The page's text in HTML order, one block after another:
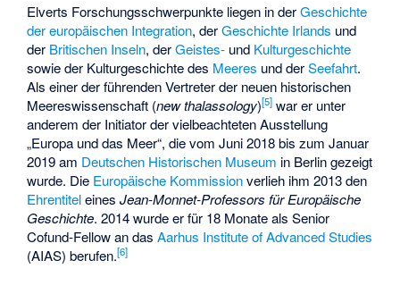
Elverts Forschungsschwerpunkte liegen in derGeschichte
der europäischen Integration, derGeschichte Irlands und
der Britischen Inseln, derGeistes- und Kulturgeschichte
sowie der Kulturgeschichte des Meeres und derSeefahrt.
Als einer der führenden Vertreter der neuen historischen
Meereswissenschaft (new thalassology)[5] war er unter
anderem der Initiator der vielbeachteten Ausstellung
„Europa und das Meer“, die vom Juni 2018 bis zum Januar
2019 am Deutschen Historischen Museum in Berlin gezeigt
wurde. Die Europäische Kommissionverlieh ihm 2013 den
EhrentiteleinesJean-Monnet-Professors für Europäische
Geschichte. 2014 wurde er für 18 Monate als Senior
Cofund-Fellow an dasAarhus Institute of Advanced Studies
(AIAS) berufen.[6]